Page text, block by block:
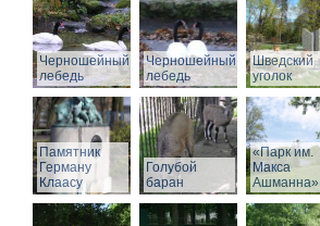
Черношейный
лебедь
Черношейный
лебедь
Шведский
уголок
Памятник
Герману
Клаасу
Голубой
баран
«Парк им.
Макса
Ашманна»